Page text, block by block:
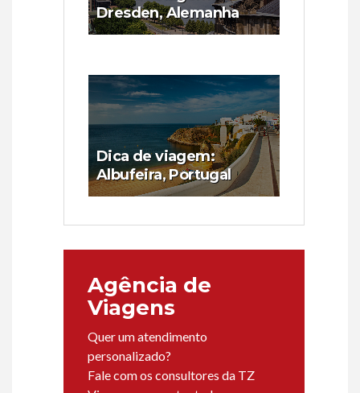
Dresden, Alemanha
Dica de viagem:
Albufeira, Portugal
Agência de
Viagens
Quer um atendimento
personalizado?
Fale com os consultores da TZ